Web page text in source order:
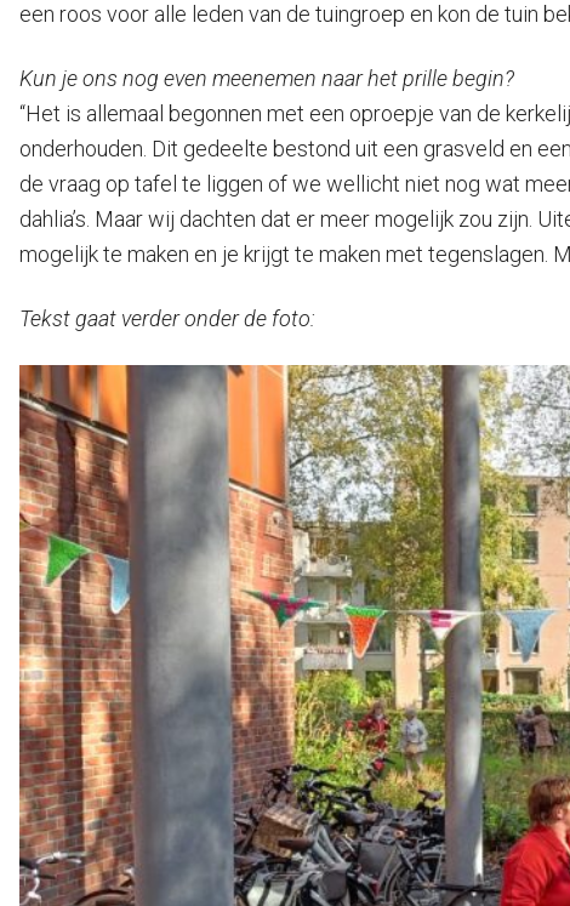
een roos voor alle leden van de tuingroep en kon de tuin
Kun je ons nog even meenemen naar het prille begin?
“Het is allemaal begonnen met een oproepje van de
onderhouden. Dit gedeelte bestond uit een grasveld en
de vraag op tafel te liggen of we wellicht niet nog wat
dahlia’s. Maar wij dachten dat er meer mogelijk zou zijn.
mogelijk te maken en je krijgt te maken met tegenslagen.
Tekst gaat verder onder de foto: